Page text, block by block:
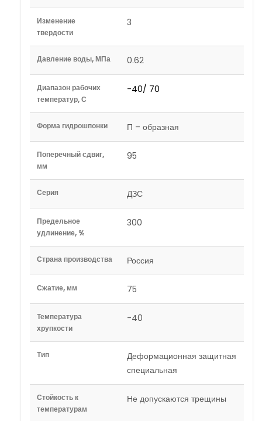
Изменение
твердости
3
Давление воды, МПа 0.62
Диапазон рабочих
температур, С
-40/ 70
Форма гидрошпонки П – образная
Поперечный сдвиг,
мм
95
Серия ДЗС
Предельное
удлинение, %
300
Страна производства Россия
Сжатие, мм 75
Температура
хрупкости
-40
Тип
Деформационная защитная
специальная
Стойкость к
температурам
Не допускаются трещины